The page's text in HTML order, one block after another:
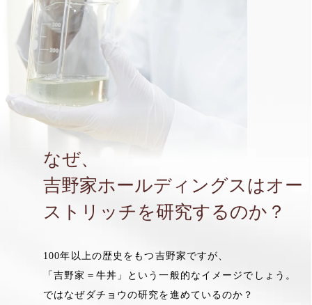
なぜ、
吉野家ホールディングスはオー
ストリッチを研究するのか？
100年以上の歴史をもつ吉野家ですが、
「吉野家＝牛丼」という一般的なイメージでしょう。
ではなぜダチョウの研究を進めているのか？